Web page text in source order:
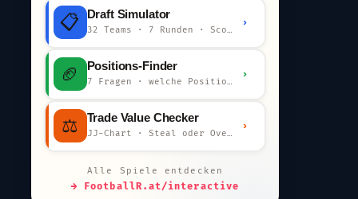
📋 Draft Simulator
32 Teams · 7 Runden · Scout-Kommentar
›
🏈 Positions-Finder
7 Fragen · welche Position bist du?
›
⚖️ Trade Value Checker
JJ-Chart · Steal oder Overpay?
›
Alle Spiele entdecken
→ FootballR.at/interactive